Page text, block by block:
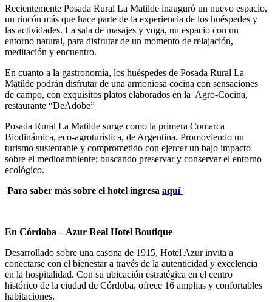
Recientemente Posada Rural La Matilde inauguró un nuevo espacio,
un rincón más que hace parte de la experiencia de los huéspedes y
las actividades. La sala de masajes y yoga, un espacio con un
entorno natural, para disfrutar de un momento de relajación,
meditación y encuentro.
En cuanto a la gastronomía, los huéspedes de Posada Rural La
Matilde podrán disfrutar de una armoniosa cocina con sensaciones
de campo, con exquisitos platos elaborados en la Agro-Cocina,
restaurante “DeAdobe”
Posada Rural La Matilde surge como la primera Comarca
Biodinámica, eco-agroturística, de Argentina. Promoviendo un
turismo sustentable y comprometido con ejercer un bajo impacto
sobre el medioambiente; buscando preservar y conservar el entorno
ecológico.
Para saber más sobre el hotel ingresa aquí
En Córdoba – Azur Real Hotel Boutique
Desarrollado sobre una casona de 1915, Hotel Azur invita a
conectarse con el bienestar a través de la autenticidad y excelencia
en la hospitalidad. Con su ubicación estratégica en el centro
histórico de la ciudad de Córdoba, ofrece 16 amplias y confortables
habitaciones.